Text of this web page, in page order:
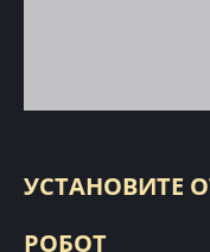
УСТАНОВИТЕ
РОБОТ